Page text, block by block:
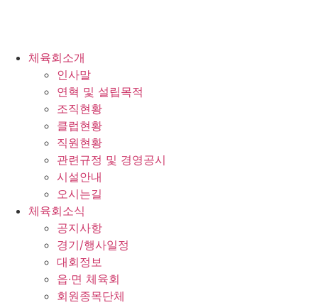
체육회소개
인사말
연혁 및 설립목적
조직현황
클럽현황
직원현황
관련규정 및 경영공시
시설안내
오시는길
체육회소식
공지사항
경기/행사일정
대회정보
읍·면 체육회
회원종목단체